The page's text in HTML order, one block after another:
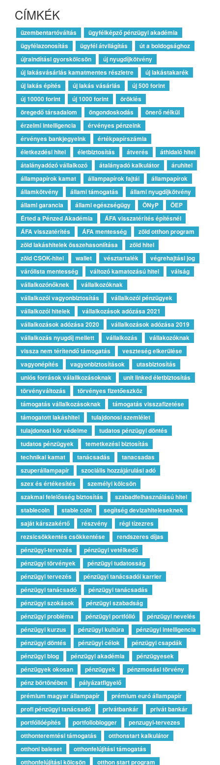
CÍMKÉK
üzembentartóváltás
ügyfélképző pénzügyi akadémia
ügyfélazonosítás
ügyfél átvilágítás
út a boldogsághoz
újraindítási gyorskölcsön
új nyugdíjkötvény
új lakásvásárlás kamatmentes részletre
új lakástakarék
új lakás építés
új lakás vásárlás
új 500 forint
új 10000 forint
új 1000 forint
öröklés
öregedő társadalom
öngondoskodás
önerő nélkül
érzelmi intelligencia
érvényes pénzeink
érvényes bankjegyeink
értékpapírszámla
életkezdési hitel
életbiztosítás átverés
áthidaló hitel
átalányadózó vállalkozó
átalányadó kalkulátor
áruhitel
állampapírok kamat
állampapírok fajtái
állampapírok
államkötvény
állami támogatás
állami nyugdíjkötvény
állami garancia
állami egészségügy ÖNyP
ÖEP
Érted a Pénzed Akadémia
ÁFA visszatérítés építésnél
ÁFA visszatérítés
ÁFA mentesség
zöld otthon program
zöld lakáshitelek összehasonlítása
zöld hitel
zöld CSOK-hitel
wallet vésztartalék
végrehajtási jog
várólista mentesség
változó kamatozású hitel
válság
vállalkozónőknek
vállalkozóknak
vállalkozói vagyonbiztosítás
vállalkozói pénzügyek
vállalkozói hitelek
vállalkozások adózása 2021
vállalkozások adózása 2020
vállalkozások adózása 2019
vállalkozás nyugdíj mellett
vállalkozás
vállakozóknak
vissza nem térítendő támogatás
veszteség elkerülése
vagyonépítés
vagyonbiztosítások
utasbiztosítás
uniós források válallkozásoknak
unit linked életbiztosítás
törvényváltozás
törvényes fizetőeszköz
támogatás vállalkozásoknak
támogatás visszafizetése
támogatott lakáshitel
tulajdonosi szemlélet
tulajdonosi kör védelme
tudatos pénzügyi döntés
tudatos pénzügyek
temetkezési biztosítás
technikai kamat
tanácsadás
tanacsadas
szuperállampapír
szociális hozzájárulási adó
szex és értékesítés
személyi kölcsön
szakmai felelősség biztosítás
szabadfelhasználású hitel
stablecoin
stable coin
segítség devizahiteleseknek
saját kárszakértő
részvény
régi tízezres
rezsicsökkentés csökkentése
rendszeres díjas
pénzügyi-tervezés
pénzügyi vetélkedő
pénzügyi törvények
pénzügyi tudatosság
pénzügyi tervezés
pénzügyi tanácsadói karrier
pénzügyi tanácsadó
pénzügyi tanácsadás
pénzügyi szokások
pénzügyi szabadság
pénzügyi probléma
pénzügyi portfólió
pénzügyi nevelés
pénzügyi kurzus
pénzügyi kultúra
pénzügyi intelligencia
pénzügyi döntés
pénzügyi célok
pénzügyi csapdák
pénzügyi blog
pénzügyi akadémia
pénzügyesek
pénzügyek okosan
pénzügyek
pénzmosási törvény
pénz börtönében
pályázatfigyelő
prémium magyar állampapír
prémium euró állampapír
profi pénzügyi tanácsadó
privátbankár
privát bankár
portfólióépítés
portfolioblogger
penzugyi-tervezes
otthonteremtési támogatás
otthonstart kalkulátor
otthoni baleset
otthonfelújítási támogatás
otthonfelújítási kölcsön
otthon start program